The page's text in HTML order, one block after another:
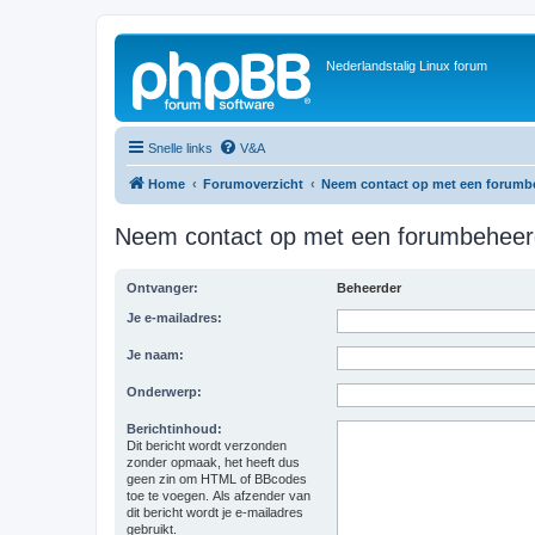
Nederlandstalig Linux forum
Snelle links V&A
Home Forumoverzicht Neem contact op met een
Neem contact op met een
Ontvanger: Beheerder
Je e-mailadres:
Je naam:
Onderwerp:
Berichtinhoud:
Dit bericht wordt verzonden
zonder opmaak, het heeft dus
geen zin om HTML of BBcodes
toe te voegen. Als afzender van
dit bericht wordt je e-mailadres
gebruikt.